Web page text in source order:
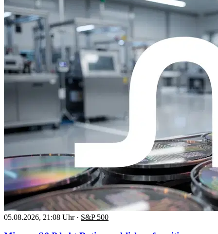
05.08.2026, 21:08 Uhr · S&P 500